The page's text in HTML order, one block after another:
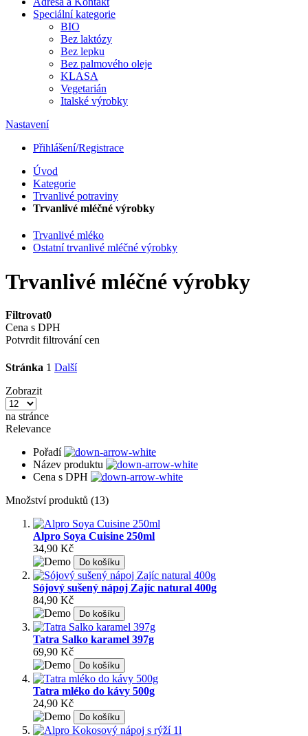
Speciální kategorie
BIO
Bez laktózy
Bez lepku
Bez palmového oleje
KLASA
Vegetarián
Italské výrobky
Nastavení
Přihlášení/Registrace
Úvod
Kategorie
Trvanlivé potraviny
Trvanlivé mléčné výrobky
Trvanlivé mléko
Ostatní trvanlivé mléčné výrobky
Trvanlivé mléčné výrobky
Filtrovat0
Cena s DPH
Potvrdit filtrování cen
Stránka 1 Další
Zobrazit
na stránce
Relevance
Pořadí
Název produktu
Cena s DPH
Množství produktů (13)
Alpro Soya Cuisine 250ml
34,90 Kč
Do košíku
Sójový sušený nápoj Zajíc natural 400g
84,90 Kč
Do košíku
Tatra Salko karamel 397g
69,90 Kč
Do košíku
Tatra mléko do kávy 500g
24,90 Kč
Do košíku